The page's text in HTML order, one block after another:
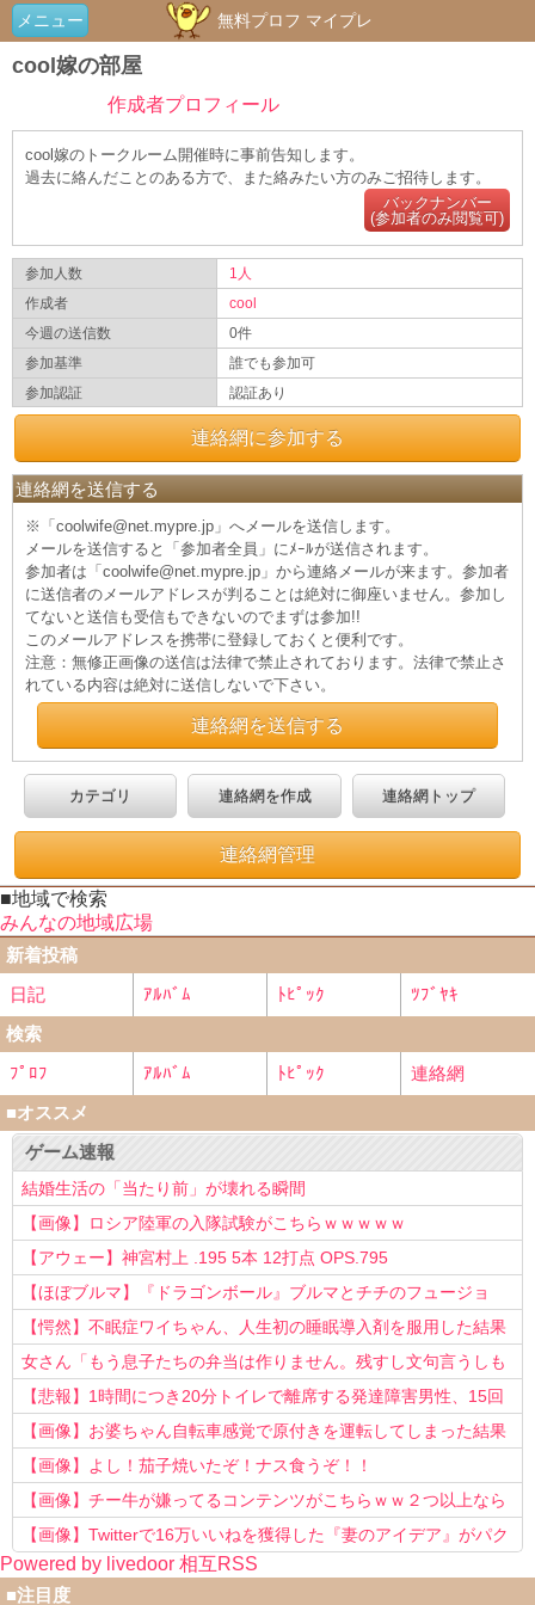
メニュー 無料プロフ マイプレ
cool嫁の部屋
作成者プロフィール
cool嫁のトークルーム開催時に事前告知します。
過去に絡んだことのある方で、また絡みたい方のみご招待します。
バックナンバー
(参加者のみ閲覧可)
参加人数
1人
作成者
cool
今週の送信数
0件
参加基準
誰でも参加可
参加認証
認証あり
連絡網に参加する
連絡網を送信する
※「coolwife@net.mypre.jp」へメールを送信します。
メールを送信すると「参加者全員」にﾒｰﾙが送信されます。
参加者は「coolwife@net.mypre.jp」から連絡メールが来ます。参加者
に送信者のメールアドレスが判ることは絶対に御座いません。参加し
てないと送信も受信もできないのでまずは参加!!
このメールアドレスを携帯に登録しておくと便利です。
注意：無修正画像の送信は法律で禁止されております。法律で禁止さ
れている内容は絶対に送信しないで下さい。
連絡網を送信する
カテゴリ 連絡網を作成 連絡網トップ
連絡網管理
■地域で検索
みんなの地域広場
新着投稿
日記
ｱﾙﾊﾞﾑ ﾄﾋﾟｯｸ
ﾂﾌﾞﾔｷ
検索
ﾌﾟﾛﾌ
ｱﾙﾊﾞﾑ ﾄﾋﾟｯｸ
連絡網
■オススメ
ゲーム速報
結婚生活の「当たり前」が壊れる瞬間
【画像】ロシア陸軍の入隊試験がこちらｗｗｗｗｗ
【アウェー】神宮村上 .195 5本 12打点 OPS.795
【ほぼブルマ】『ドラゴンボール』ブルマとチチのフュージョ
ン、クッソ可愛すぎるwwwwwww
【愕然】不眠症ワイちゃん、人生初の睡眠導入剤を服用した結果
ｗｗｗｗ
女さん「もう息子たちの弁当は作りません。残すし文句言うしも
う知らない！」
【悲報】1時間につき20分トイレで離席する発達障害男性、15回
以上転職を重ねてしまう
【画像】お婆ちゃん自転車感覚で原付きを運転してしまった結果
www
【画像】よし！茄子焼いたぞ！ナス食うぞ！！
【画像】チー牛が嫌ってるコンテンツがこちらｗｗ２つ以上なら
確定ｗｗ
【画像】Twitterで16万いいねを獲得した『妻のアイデア』がパク
リで草www
Powered by livedoor 相互RSS
■注目度